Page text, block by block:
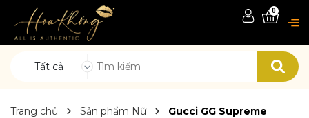
Tất cả
0
Trang chủ Sản phẩm Nữ
Gucci GG Supreme